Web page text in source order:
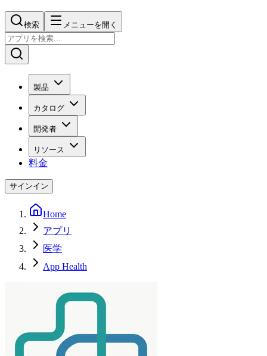
検索 メニューを開く
製品
カタログ
開発者
リソース
料金
サインイン
Home
アプリ
医学
App Health